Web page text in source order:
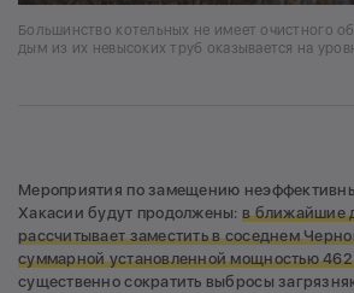
Большинство котельных не имеет очистного
дым из их невысоких труб оказывается на
Мероприятия по замещению
Хакасии будут продолжены:в ближайшие
рассчитывает заместить в соседнем
суммарной установленной мощностью 462
существенно сократить выбросы